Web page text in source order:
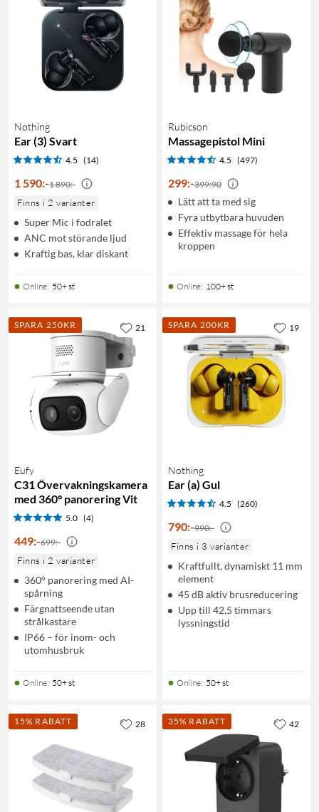
Nothing
Ear (3) Svart
4.5 (14)
1 590:-1 890:-
Finns i 2 varianter
Super Mic i fodralet
ANC mot störande ljud
Kraftig bas, klar diskant
Online: 50+ st
Rubicson
Massagepistol Mini
4.5 (497)
299:-399:90
Lätt att ta med sig
Fyra utbytbara huvuden
Effektiv massage för hela
kroppen
Online: 100+ st
SPARA 250KR
Eufy
C31 Övervakningskamera
med 360° panorering Vit
5.0 (4)
449:-699:-
Finns i 2 varianter
360° panorering med AI-
spårning
Färgnattseende utan
strålkastare
IP66 – för inom- och
utomhusbruk
Online: 50+ st
21 SPARA 200KR
Nothing
Ear (a) Gul
4.5 (260)
790:-990:-
Finns i 3 varianter
Kraftfullt, dynamiskt 11 mm
element
45 dB aktiv brusreducering
Upp till 42,5 timmars
lyssningstid
Online: 50+ st
19
15% RABATT 28 35% RABATT 42